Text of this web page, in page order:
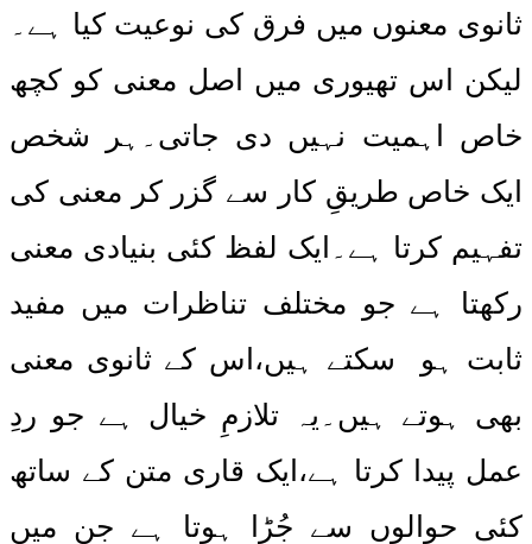
ثانوی معنوں میں فرق کی نوعیت کیا ہے۔
لیکن اس تھیوری میں اصل معنی کو کچھ
خاص اہمیت نہیں دی جاتی۔ہر شخص
ایک خاص طریقِ کار سے گزر کر معنی کی
تفہیم کرتا ہے۔ایک لفظ کئی بنیادی معنی
رکھتا ہے جو مختلف تناظرات میں مفید
ثابت ہو سکتے ہیں،اس کے ثانوی معنی
بھی ہوتے ہیں۔یہ تلازمِ خیال ہے جو ردِ
عمل پیدا کرتا ہے،ایک قاری متن کے ساتھ
کئی حوالوں سے جُڑا ہوتا ہے جن میں